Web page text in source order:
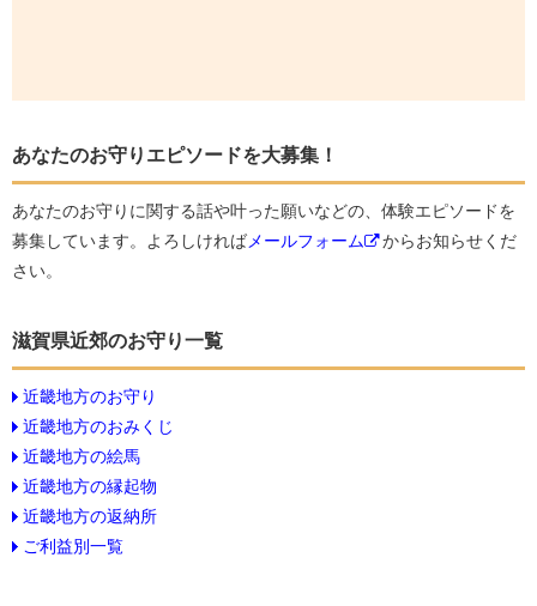
あなたのお守りエピソードを大募集！
あなたのお守りに関する話や叶った願いなどの、体験エピソードを
募集しています。よろしければメールフォーム
からお知らせくだ
さい。
滋賀県近郊のお守り一覧
近畿地方のお守り
近畿地方のおみくじ
近畿地方の絵馬
近畿地方の縁起物
近畿地方の返納所
ご利益別一覧